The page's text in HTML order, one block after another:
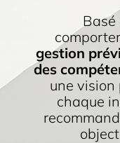
Basé
gestion
des
une vision
chaque